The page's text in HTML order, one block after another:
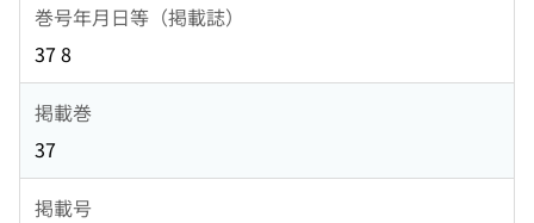
巻号年月日等（掲載誌）
37 8
掲載巻
37
掲載号